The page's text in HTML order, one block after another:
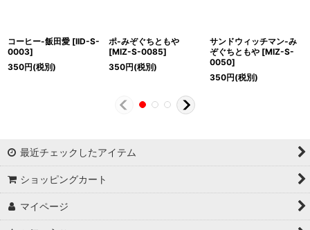
コーヒー-飯田愛 [IID-S-
0003]
350円(税別)
ポ-みぞぐちともや
[MIZ-S-0085]
350円(税別)
サンドウィッチマン-み
ぞぐちともや [MIZ-S-
0050]
350円(税別)
最近チェックしたアイテム
ショッピングカート
マイページ